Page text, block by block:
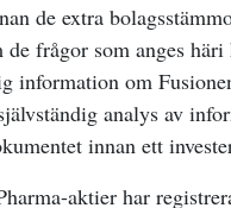
de extra
de frågor som anges
information om
analys av
innan ett
aktier har